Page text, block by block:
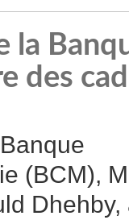
la
des
(BCM),
Dhehby,